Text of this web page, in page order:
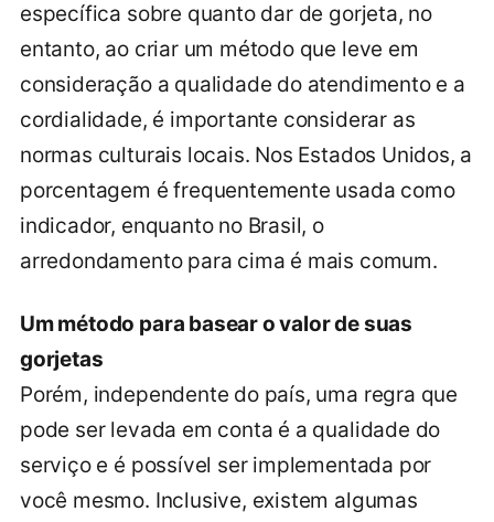
específica sobre quanto dar de gorjeta, no
entanto, ao criar um método que leve em
consideração a qualidade do atendimento e a
cordialidade, é importante considerar as
normas culturais locais. Nos Estados Unidos, a
porcentagem é frequentemente usada como
indicador, enquanto no Brasil, o
arredondamento para cima é mais comum.
Um método para basear o valor de suas
gorjetas
Porém, independente do país, uma regra que
pode ser levada em conta é a qualidade do
serviço e é possível ser implementada por
você mesmo. Inclusive, existem algumas